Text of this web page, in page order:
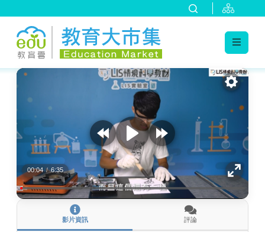
:::
00:04 / 6:35
影片資訊 評論